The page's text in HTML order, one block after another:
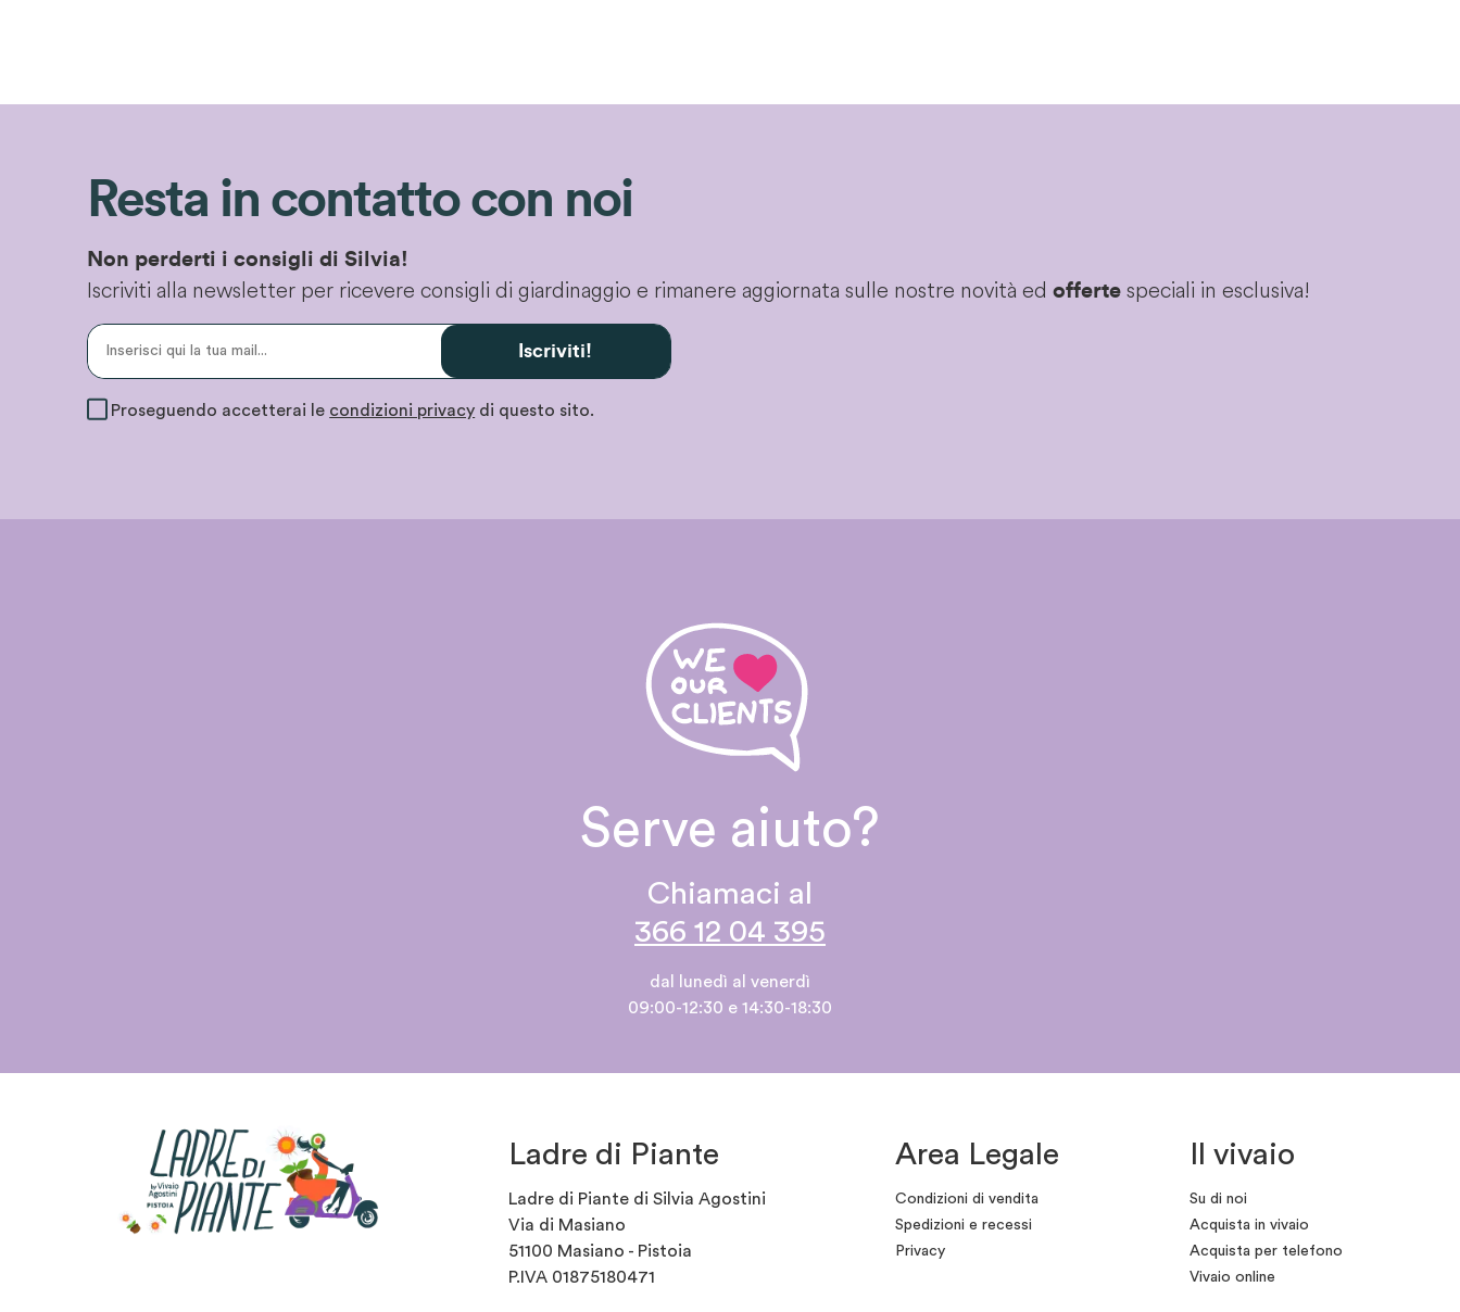
Resta in contatto con noi
Non perderti i consigli di Silvia!
Iscriviti alla newsletter per ricevere consigli di giardinaggio e rimanere aggiornata sulle nostre novità ed offerte speciali in esclusiva!
Iscriviti!
Proseguendo accetterai le condizioni privacy di questo sito.
Serve aiuto?
Chiamaci al
366 12 04 395
dal lunedì al venerdì
09:00-12:30 e 14:30-18:30
Ladre di Piante
Ladre di Piante di Silvia Agostini
Via di Masiano
51100 Masiano - Pistoia
P.IVA 01875180471
Area Legale
Condizioni di vendita
Spedizioni e recessi
Privacy
Il vivaio
Su di noi
Acquista in vivaio
Acquista per telefono
Vivaio online